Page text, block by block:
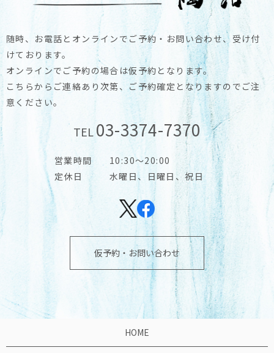
随時、お電話とオンラインでご予約・お問い合わせ、受け付
けております。
オンラインでご予約の場合は仮予約となります。
こちらからご連絡あり次第、ご予約確定となりますのでご注
意ください。
TEL03-3374-7370
営業時間
10:30～20:00
定休日
水曜日、日曜日、祝日
仮予約・お問い合わせ
HOME